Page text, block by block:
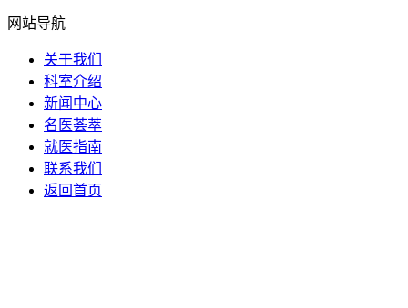
网站导航
关于我们
科室介绍
新闻中心
名医荟萃
就医指南
联系我们
返回首页